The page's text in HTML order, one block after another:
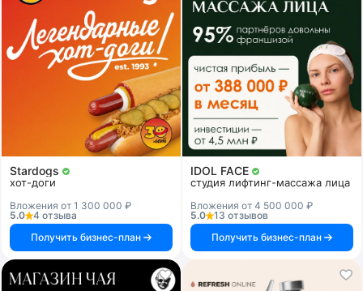
Stardogs
хот-доги
Вложения от 1 300 000 ₽
5.0
4 отзыва
Получить бизнес-план
IDOL FACE
студия лифтинг-массажа лица
Вложения от 4 500 000 ₽
5.0
13 отзывов
Получить бизнес-план